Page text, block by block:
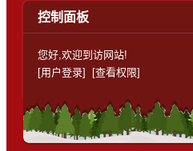
控制面板
您好,欢迎到访网站!
[用户登录]
[查看权限]